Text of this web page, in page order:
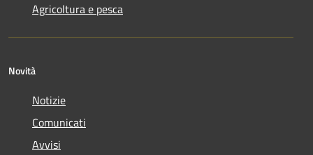
Agricoltura e pesca
Novità
Notizie
Comunicati
Avvisi